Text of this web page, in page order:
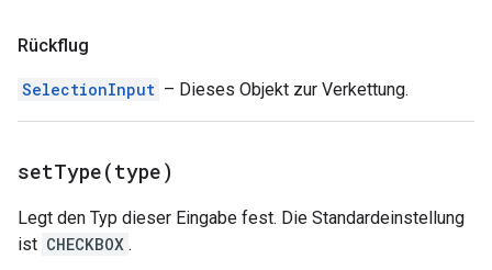
Rückflug
SelectionInput – Dieses Objekt zur Verkettung.
setType(type)
Legt den Typ dieser Eingabe fest. Die Standardeinstellung
ist CHECKBOX .